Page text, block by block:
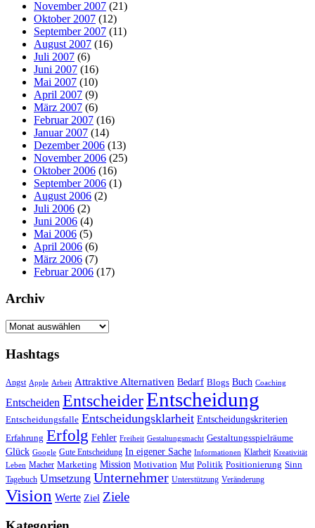
November 2007 (21)
Oktober 2007 (12)
September 2007 (11)
August 2007 (16)
Juli 2007 (6)
Juni 2007 (16)
Mai 2007 (10)
April 2007 (9)
März 2007 (6)
Februar 2007 (16)
Januar 2007 (14)
Dezember 2006 (13)
November 2006 (25)
Oktober 2006 (16)
September 2006 (1)
August 2006 (2)
Juli 2006 (2)
Juni 2006 (4)
Mai 2006 (5)
April 2006 (6)
März 2006 (7)
Februar 2006 (17)
Archiv
Archiv
Hashtags
Angst Apple Arbeit Attraktive Alternativen Bedarf Blogs Buch Coaching
Entscheiden EntscheiderEntscheidung
Entscheidungsfalle Entscheidungsklarheit Entscheidungskriterien
Erfahrung Erfolg Fehler Freiheit Gestaltungsmacht Gestaltungsspielräume
Glück Google Gute Entscheidung In eigener Sache Informationen Klarheit Kreativität
Leben Macher Marketing Mission Motivation Mut Politik Positionierung Sinn
Tagebuch Umsetzung Unternehmer Unterstützung Veränderung
Vision Werte Ziel Ziele